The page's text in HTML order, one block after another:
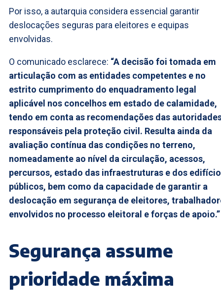
Por isso, a autarquia considera essencial garantir
deslocações seguras para eleitores e equipas
envolvidas.
O comunicado esclarece: “A decisão foi tomada em
articulação com as entidades competentes e no
estrito cumprimento do enquadramento legal
aplicável nos concelhos em estado de calamidade,
tendo em conta as recomendações das
responsáveis pela proteção civil. Resulta ainda da
avaliação contínua das condições no terreno,
nomeadamente ao nível da circulação, acessos,
percursos, estado das infraestruturas e dos
públicos, bem como da capacidade de garantir a
deslocação em segurança de eleitores,
envolvidos no processo eleitoral e forças de apoio.”
Segurança assume
prioridade máxima